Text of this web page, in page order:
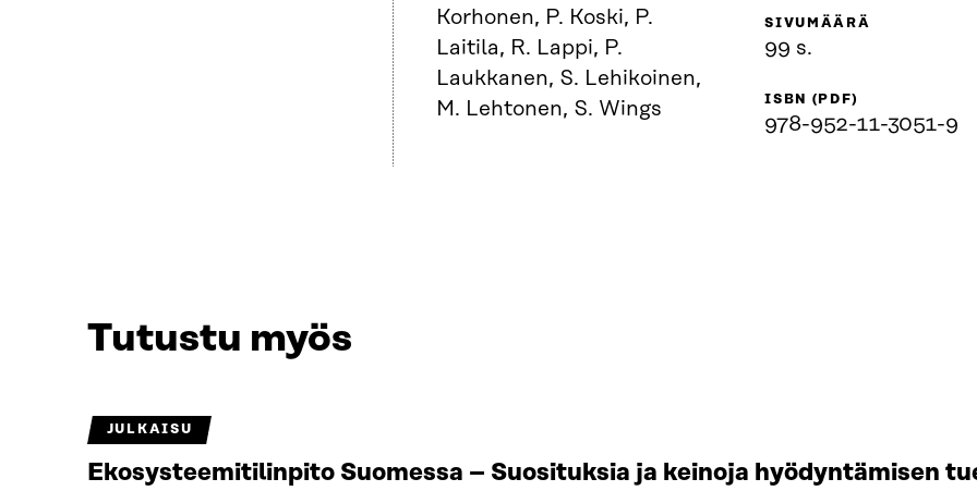
Korhonen, P. Koski, P.
Laitila, R. Lappi, P.
Laukkanen, S. Lehikoinen,
M. Lehtonen, S. Wings
SIVUMÄÄRÄ
99 s.
ISBN (PDF)
978-952-11-3051-9
Tutustu myös
JULKAISU
Ekosysteemitilinpito Suomessa – Suosituksia ja keinoja hyödyntämisen